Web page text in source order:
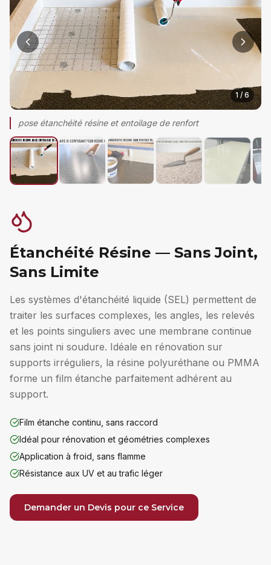
1 /6
pose étanchéité résine et entoilage de renfort
Étanchéité Résine — Sans Joint,
Sans Limite
Les systèmes d'étanchéité liquide (SEL) permettent de
traiter les surfaces complexes, les angles, les relevés
et les points singuliers avec une membrane continue
sans joint ni soudure. Idéale en rénovation sur
supports irréguliers, la résine polyuréthane ou PMMA
forme un film étanche parfaitement adhérent au
support.
Film étanche continu, sans raccord
Idéal pour rénovation et géométries complexes
Application à froid, sans flamme
Résistance aux UV et au trafic léger
Demander un Devis pour ce Service